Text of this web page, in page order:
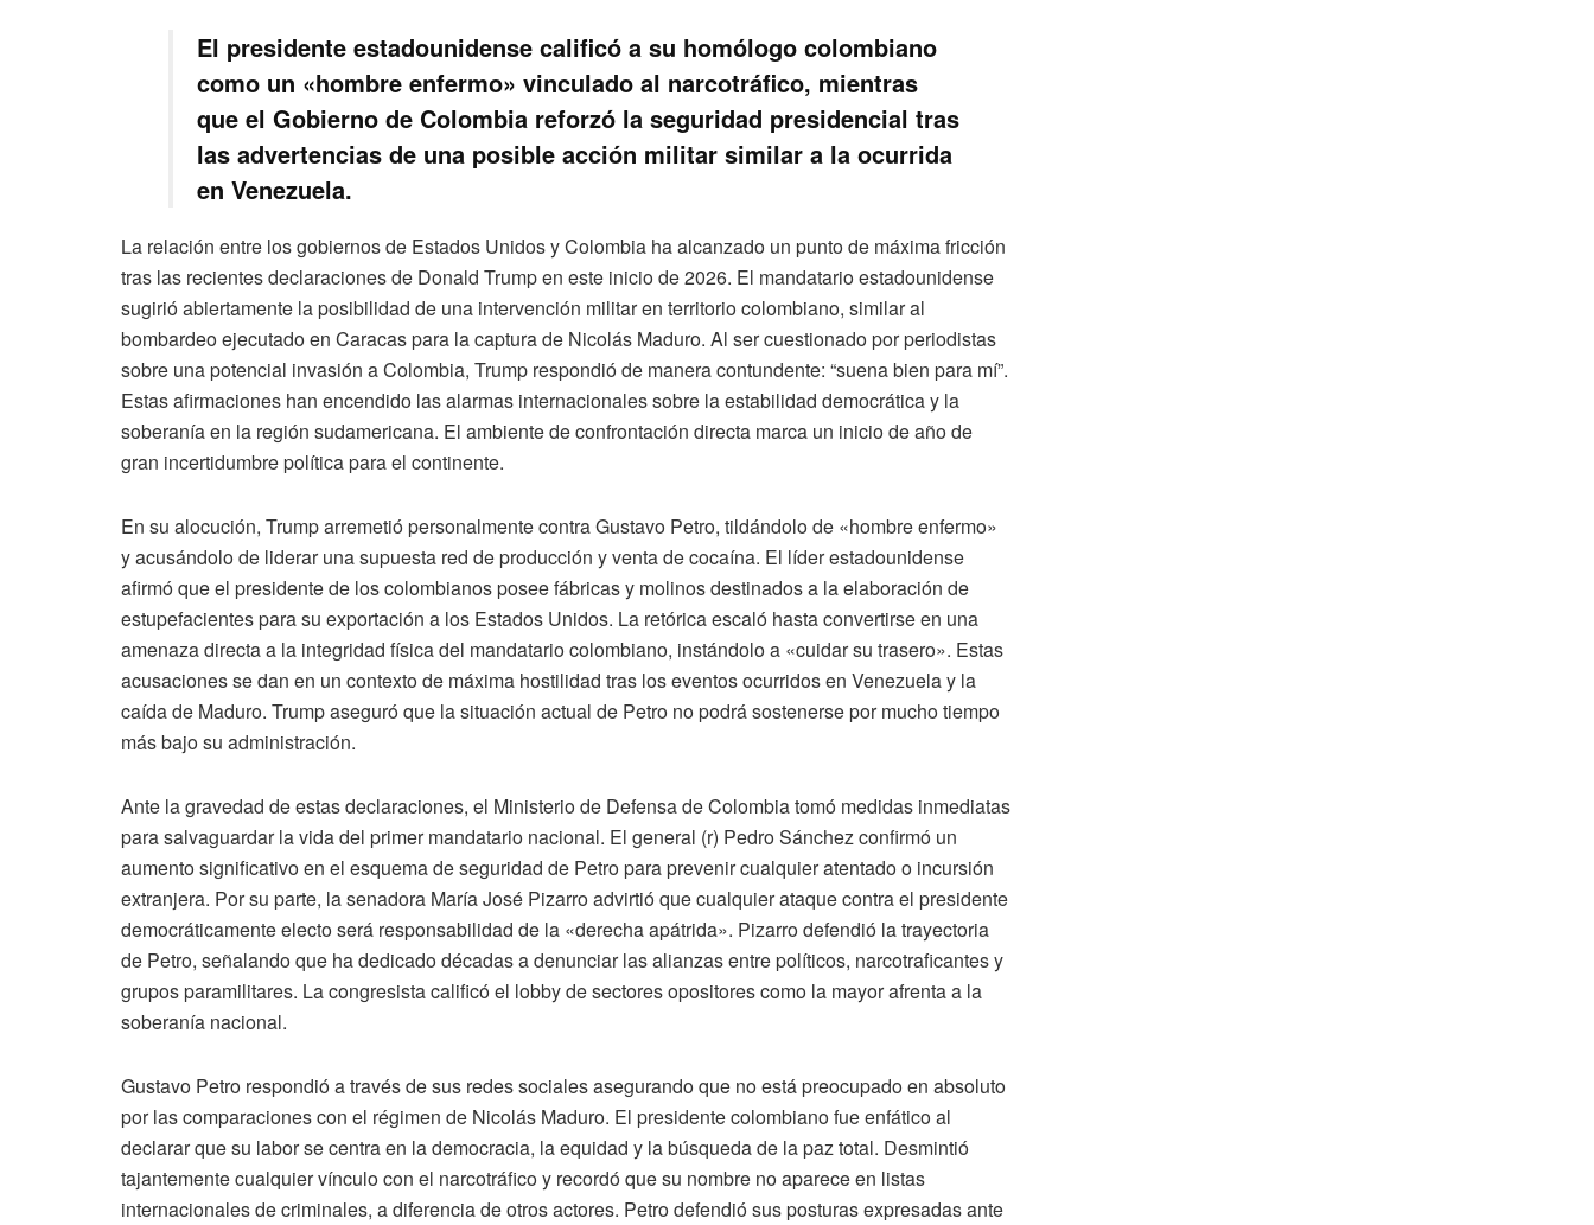
El presidente estadounidense calificó a su homólogo colombiano
como un «hombre enfermo» vinculado al narcotráfico, mientras
que el Gobierno de Colombia reforzó la seguridad presidencial tras
las advertencias de una posible acción militar similar a la ocurrida
en Venezuela.
La relación entre los gobiernos de Estados Unidos y Colombia ha alcanzado un punto de máxima fricción
tras las recientes declaraciones de Donald Trump en este inicio de 2026. El mandatario estadounidense
sugirió abiertamente la posibilidad de una intervención militar en territorio colombiano, similar al
bombardeo ejecutado en Caracas para la captura de Nicolás Maduro. Al ser cuestionado por periodistas
sobre una potencial invasión a Colombia, Trump respondió de manera contundente: “suena bien para mí”.
Estas afirmaciones han encendido las alarmas internacionales sobre la estabilidad democrática y la
soberanía en la región sudamericana. El ambiente de confrontación directa marca un inicio de año de
gran incertidumbre política para el continente.
En su alocución, Trump arremetió personalmente contra Gustavo Petro, tildándolo de «hombre enfermo»
y acusándolo de liderar una supuesta red de producción y venta de cocaína. El líder estadounidense
afirmó que el presidente de los colombianos posee fábricas y molinos destinados a la elaboración de
estupefacientes para su exportación a los Estados Unidos. La retórica escaló hasta convertirse en una
amenaza directa a la integridad física del mandatario colombiano, instándolo a «cuidar su trasero». Estas
acusaciones se dan en un contexto de máxima hostilidad tras los eventos ocurridos en Venezuela y la
caída de Maduro. Trump aseguró que la situación actual de Petro no podrá sostenerse por mucho tiempo
más bajo su administración.
Ante la gravedad de estas declaraciones, el Ministerio de Defensa de Colombia tomó medidas inmediatas
para salvaguardar la vida del primer mandatario nacional. El general (r) Pedro Sánchez confirmó un
aumento significativo en el esquema de seguridad de Petro para prevenir cualquier atentado o incursión
extranjera. Por su parte, la senadora María José Pizarro advirtió que cualquier ataque contra el presidente
democráticamente electo será responsabilidad de la «derecha apátrida». Pizarro defendió la trayectoria
de Petro, señalando que ha dedicado décadas a denunciar las alianzas entre políticos, narcotraficantes y
grupos paramilitares. La congresista calificó el lobby de sectores opositores como la mayor afrenta a la
soberanía nacional.
Gustavo Petro respondió a través de sus redes sociales asegurando que no está preocupado en absoluto
por las comparaciones con el régimen de Nicolás Maduro. El presidente colombiano fue enfático al
declarar que su labor se centra en la democracia, la equidad y la búsqueda de la paz total. Desmintió
tajantemente cualquier vínculo con el narcotráfico y recordó que su nombre no aparece en listas
internacionales de criminales, a diferencia de otros actores. Petro defendió sus posturas expresadas ante